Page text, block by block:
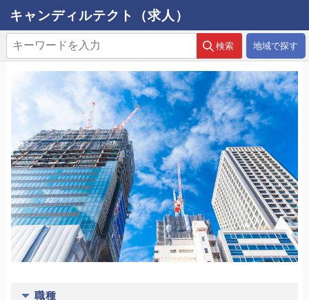
キャンディルテクト（求人）
地域で探す
職種